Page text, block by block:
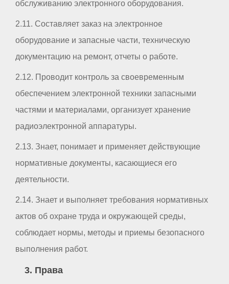
обслуживанию электронного оборудования.
2.11. Составляет заказ на электронное
оборудование и запасные части, техническую
документацию на ремонт, отчеты о работе.
2.12. Проводит контроль за своевременным
обеспечением электронной техники запасными
частями и материалами, организует хранение
радиоэлектронной аппаратуры.
2.13. Знает, понимает и применяет действующие
нормативные документы, касающиеся его
деятельности.
2.14. Знает и выполняет требования нормативных
актов об охране труда и окружающей среды,
соблюдает нормы, методы и приемы безопасного
выполнения работ.
3. Права